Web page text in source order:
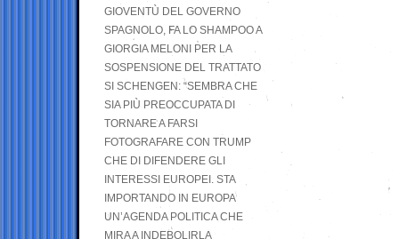
GIOVENTÙ DEL GOVERNO
SPAGNOLO, FA LO SHAMPOO A
GIORGIA MELONI PER LA
SOSPENSIONE DEL TRATTATO
SI SCHENGEN: “SEMBRA CHE
SIA PIÙ PREOCCUPATA DI
TORNARE A FARSI
FOTOGRAFARE CON TRUMP
CHE DI DIFENDERE GLI
INTERESSI EUROPEI. STA
IMPORTANDO IN EUROPA
UN’AGENDA POLITICA CHE
MIRA A INDEBOLIRLA